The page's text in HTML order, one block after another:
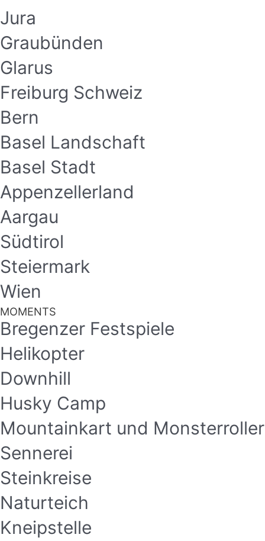
Jura
Graubünden
Glarus
Freiburg Schweiz
Bern
Basel Landschaft
Basel Stadt
Appenzellerland
Aargau
Südtirol
Steiermark
Wien
MOMENTS
Bregenzer Festspiele
Helikopter
Downhill
Husky Camp
Mountainkart und Monsterroller
Sennerei
Steinkreise
Naturteich
Kneipstelle